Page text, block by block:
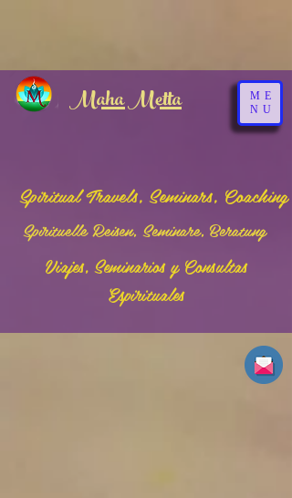
Maha Metta
Spiritual Travels, Seminars, Coaching
Spirituelle Reisen, Seminare, Beratung
Viajes, Seminarios y Consultas
Espirituales
ME
NU